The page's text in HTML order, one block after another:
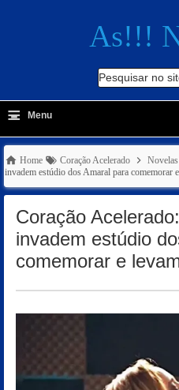
As!!!
Pesquisar no
-
≡ Menu
Home Coração Acelerado Novelas
invadem estúdio dos Amaral para comemorar
Coração
invadem estúdio
comemorar e